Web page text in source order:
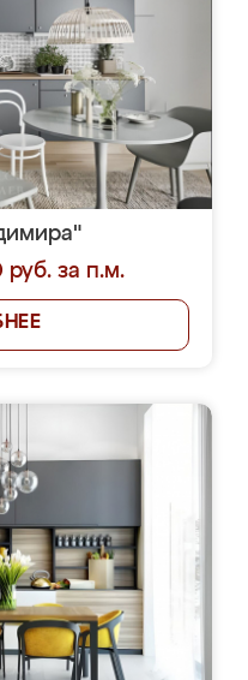
руб. за п.м.